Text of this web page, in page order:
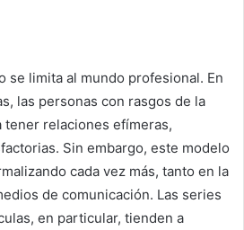
se limita al mundo profesional. En
las personas con rasgos de la
tener relaciones efímeras,
Sin embargo, este modelo
cada vez más, tanto en la
de comunicación. Las series
en particular, tienden a